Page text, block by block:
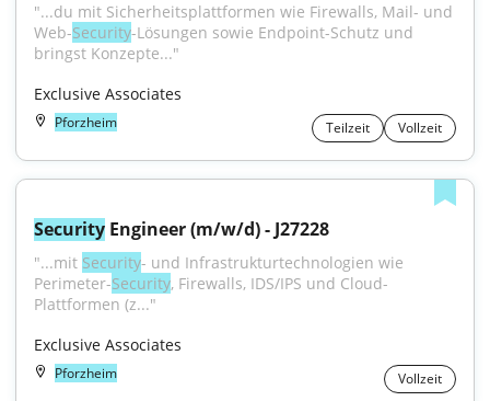
"...du mit Sicherheitsplattformen wie Firewalls, Mail- und
Web-Security-Lösungen sowie Endpoint-Schutz und
bringst Konzepte..."
Exclusive Associates
Pforzheim Teilzeit Vollzeit
Security Engineer (m/w/d) - J27228
"...mit Security- und Infrastrukturtechnologien wie
Perimeter-Security, Firewalls, IDS/IPS und Cloud-
Plattformen (z..."
Exclusive Associates
Pforzheim Vollzeit